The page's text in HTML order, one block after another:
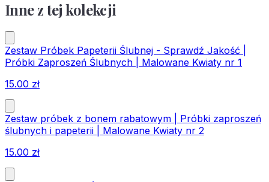
Inne z tej kolekcji
Zestaw Próbek Papeterii Ślubnej - Sprawdź Jakość |
Próbki Zaproszeń Ślubnych | Malowane Kwiaty nr 1
15.00 zł
Zestaw próbek z bonem rabatowym | Próbki zaproszeń
ślubnych i papeterii | Malowane Kwiaty nr 2
15.00 zł